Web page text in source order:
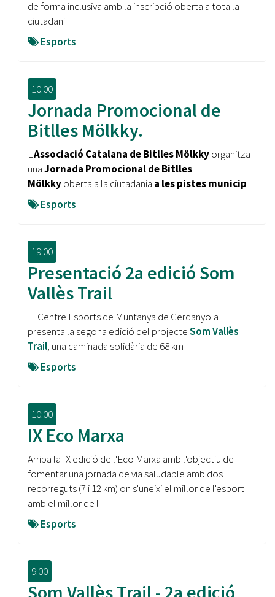
de forma inclusiva amb la inscripció oberta a tota la
ciutadani
Esports
10:00
Jornada Promocional de
Bitlles Mölkky.
L'Associació Catalana de Bitlles Mölkkyorganitza
unaJornada Promocional de Bitlles
Mölkkyoberta a la ciutadania a les pistes municip
Esports
19:00
Presentació 2a edició Som
Vallès Trail
El Centre Esports de Muntanya de Cerdanyola
presenta la segona edició del projecteSom Vallès
Trail, una caminada solidària de 68 km
Esports
10:00
IX Eco Marxa
Arriba la IX edició de l'Eco Marxa amb l'objectiu de
fomentar una jornada de via saludable amb dos
recorreguts (7 i 12 km) on s'uneixi el millor de l'esport
amb el millor de l
Esports
9:00
Som Vallès Trail - 2a edició